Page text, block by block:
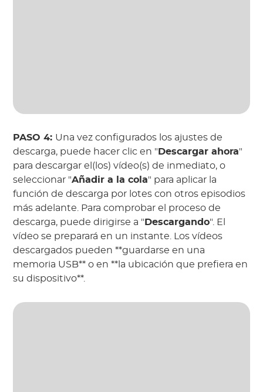
PASO 4: Una vez configurados los ajustes de
descarga, puede hacer clic en " Descargar ahora"
para descargar el(los) vídeo(s) de inmediato, o
seleccionar "Añadir a la cola" para aplicar la
función de descarga por lotes con otros episodios
más adelante. Para comprobar el proceso de
descarga, puede dirigirse a " Descargando". El
vídeo se preparará en un instante. Los vídeos
descargados pueden **guardarse en una
memoria USB** o en **la ubicación que prefiera en
su dispositivo**.